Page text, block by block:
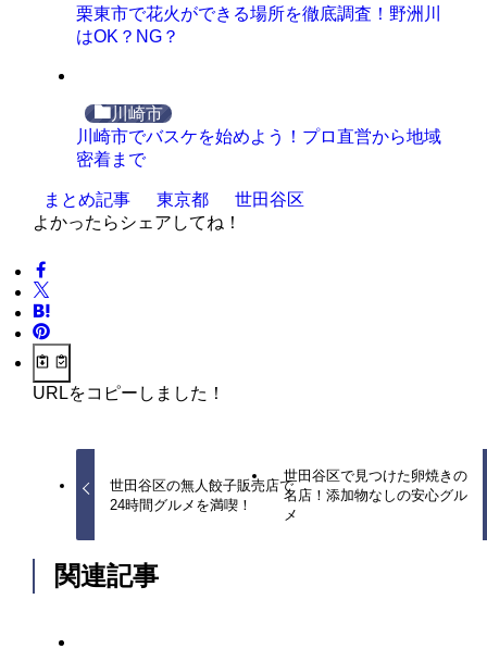
栗東市で花火ができる場所を徹底調査！野洲川
はOK？NG？
川崎市
川崎市でバスケを始めよう！プロ直営から地域
密着まで
まとめ記事 東京都
世田谷区
よかったらシェアしてね！
URLをコピーしました！
世田谷区の無人餃子販売店で
24時間グルメを満喫！
世田谷区で見つけた卵焼きの
名店！添加物なしの安心グル
メ
関連記事